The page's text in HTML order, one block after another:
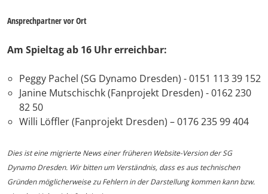
Ansprechpartner vor Ort
Am Spieltag ab 16 Uhr erreichbar:
Peggy Pachel (SG Dynamo Dresden) - 0151 113 39 152
Janine Mutschischk (Fanprojekt Dresden) - 0162 230
82 50
Willi Löffler (Fanprojekt Dresden) – 0176 235 99 404
Dies ist eine migrierte News einer früheren Website-Version der SG
Dynamo Dresden. Wir bitten um Verständnis, dass es aus technischen
Gründen möglicherweise zu Fehlern in der Darstellung kommen kann bzw.